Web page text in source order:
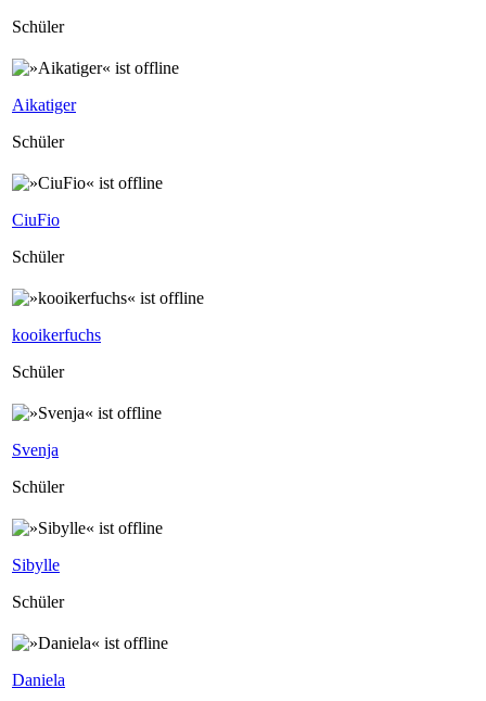
Schüler
Aikatiger
Schüler
CiuFio
Schüler
kooikerfuchs
Schüler
Svenja
Schüler
Sibylle
Schüler
Daniela